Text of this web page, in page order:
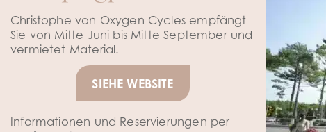
Christophe von Oxygen Cycles empfängt
Sie von Mitte Juni bis Mitte September und
vermietet Material.
SIEHE WEBSITE
Informationen und Reservierungen per